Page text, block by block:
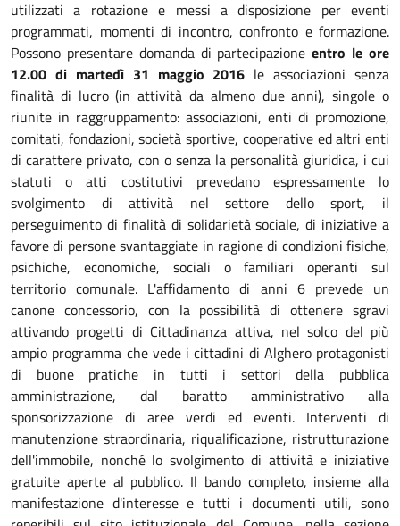
utilizzati a rotazione e messi a disposizione per eventi
programmati, momenti di incontro, confronto e formazione.
Possono presentare domanda di partecipazioneentro le ore
12.00 di martedì 31 maggio 2016 le associazioni senza
finalità di lucro (in attività da almeno due anni), singole o
riunite in raggruppamento: associazioni, enti di promozione,
comitati, fondazioni, società sportive, cooperative ed altri enti
di carattere privato, con o senza la personalità giuridica, i cui
statuti o atti costitutivi prevedano espressamente lo
svolgimento di attività nel settore dello sport, il
perseguimento di finalità di solidarietà sociale, di iniziative a
favore di persone svantaggiate in ragione di condizioni fisiche,
psichiche, economiche, sociali o familiari operanti sul
territorio comunale. L'affidamento di anni 6 prevede un
canone concessorio, con la possibilità di ottenere sgravi
attivando progetti di Cittadinanza attiva, nel solco del più
ampio programma che vede i cittadini di Alghero protagonisti
di buone pratiche in tutti i settori della pubblica
amministrazione, dal baratto amministrativo alla
sponsorizzazione di aree verdi ed eventi. Interventi di
manutenzione straordinaria, riqualificazione, ristrutturazione
dell'immobile, nonché lo svolgimento di attività e iniziative
gratuite aperte al pubblico. Il bando completo, insieme alla
manifestazione d'interesse e tutti i documenti utili, sono